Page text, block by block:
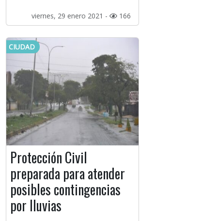
viernes, 29 enero 2021 - 166
CIUDAD
Protección Civil
preparada para atender
posibles contingencias
por lluvias